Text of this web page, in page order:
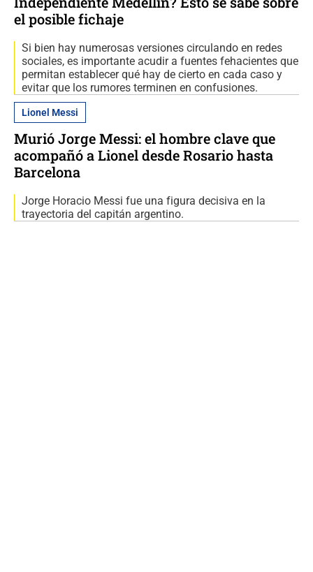
el posible fichaje
Si bien hay numerosas versiones circulando en redes
sociales, es importante acudir a fuentes fehacientes que
permitan establecer qué hay de cierto en cada caso y
evitar que los rumores terminen en confusiones.
Lionel Messi
Murió Jorge Messi: el hombre clave que
acompañó a Lionel desde Rosario hasta
Barcelona
Jorge Horacio Messi fue una figura decisiva en la
trayectoria del capitán argentino.